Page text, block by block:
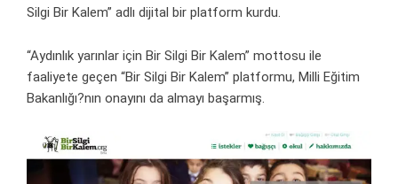
Silgi Bir Kalem” adlı dijital bir platform kurdu.
“Aydınlık yarınlar için Bir Silgi Bir Kalem” mottosu ile
faaliyete geçen “Bir Silgi Bir Kalem” platformu, Milli Eğitim
Bakanlığı?nın onayını da almayı başarmış.